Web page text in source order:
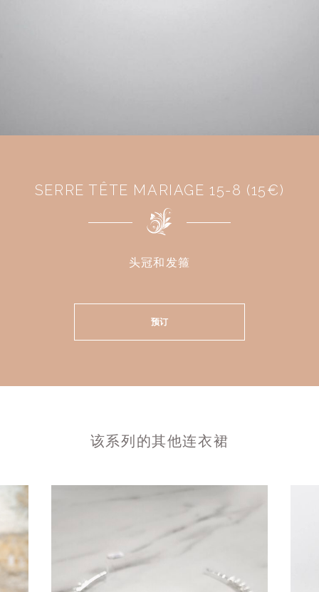
SERRE TÊTE MARIAGE 15-8 (15€)
头冠和发箍
预订
该系列的其他连衣裙